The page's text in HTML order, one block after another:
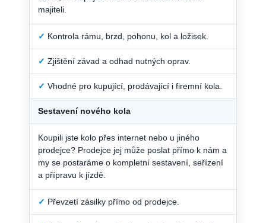
majiteli.
✓ Kontrola rámu, brzd, pohonu, kol a ložisek.
✓ Zjištění závad a odhad nutných oprav.
✓ Vhodné pro kupující, prodávající i firemní kola.
Sestavení nového kola
Koupili jste kolo přes internet nebo u jiného
prodejce? Prodejce jej může poslat přímo k nám a
my se postaráme o kompletní sestavení, seřízení
a přípravu k jízdě.
✓ Převzetí zásilky přímo od prodejce.